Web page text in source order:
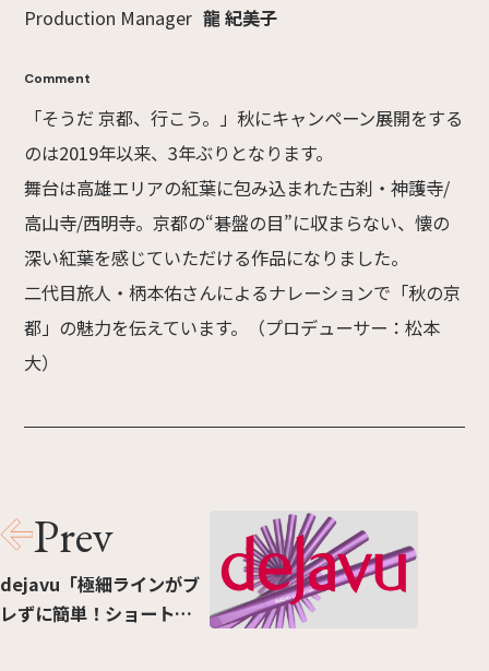
Production Manager 龍 紀美子
Comment
「そうだ 京都、行こう。」秋にキャンペーン展開をする
のは2019年以来、3年ぶりとなります。
舞台は高雄エリアの紅葉に包み込まれた古刹・神護寺/
高山寺/西明寺。京都の“碁盤の目”に収まらない、懐の
深い紅葉を感じていただける作品になりました。
二代目旅人・柄本佑さんによるナレーションで「秋の京
都」の魅力を伝えています。（プロデューサー：松本
大）
Prev
dejavu「極細ラインがブ
レずに簡単！ショート筆